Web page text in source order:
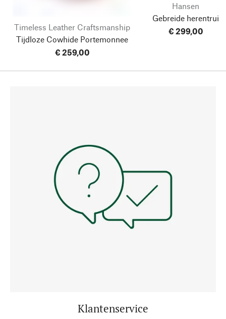
Timeless Leather Craftsmanship
Tijdloze Cowhide Portemonnee
€ 259,00
Hansen
Gebreide herentrui
€ 299,00
Klantenservice